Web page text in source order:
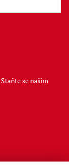
se naším